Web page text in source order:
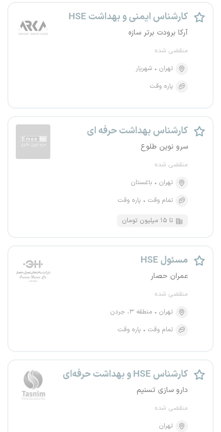
کارشناس ایمنی و بهداشت HSE
آرکا برودت برتر سازه
منقضی شده
تهران
شهریار
پاره وقت
کارشناس بهداشت حرفه ای
سرو نوین طلوع
منقضی شده
تهران
باغستان
تمام وقت
پاره وقت
تا ۱۵ میلیون تومان
مسئول HSE
عمران حصار
منقضی شده
تهران
منطقه ۳، جردن
تمام وقت
پاره وقت
کارشناس HSE و بهداشت حرفه‌ای
دارو سازی تسنیم
منقضی شده
تهران